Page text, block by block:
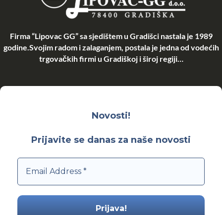
Firma “Lipovac GG” sa sjedištem u Gradišci nastala je 1989
godine.Svojim radom i zalaganjem, postala je jedna od vodećih
trgovačkih firmi u Gradiškoj i široj regiji…
Novosti!
Prijavite se danas za naše novosti